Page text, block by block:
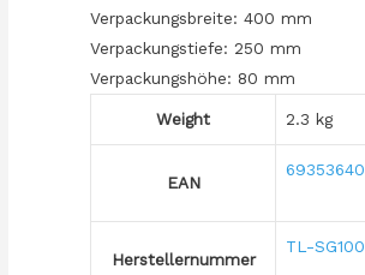
Verpackungsbreite: 400 mm
Verpackungstiefe: 250 mm
Verpackungshöhe: 80 mm
Weight 2.3 kg
EAN
Herstellernummer
TL-